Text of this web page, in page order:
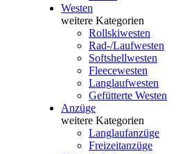
Westen
weitere Kategorien
Rollskiwesten
Rad-/Laufwesten
Softshellwesten
Fleecewesten
Langlaufwesten
Gefütterte Westen
Anzüge
weitere Kategorien
Langlaufanzüge
Freizeitanzüge